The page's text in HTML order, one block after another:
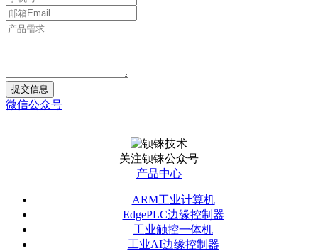
提交信息
微信公众号
关注钡铼公众号
产品中心
ARM工业计算机
EdgePLC边缘控制器
工业触控一体机
工业AI边缘控制器